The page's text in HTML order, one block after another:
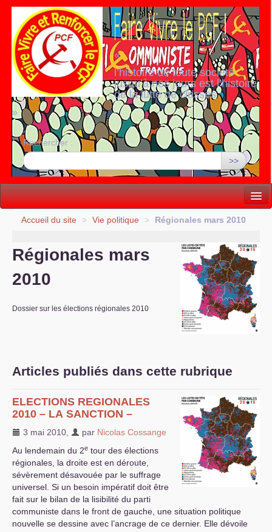
«
l’histoire de toute société
jusqu’à nos jours est l’histoire
de la lutte de classes
»
Rechercher :
>>
Vie politique
Internationale
Comprendre...
Accueil du site > Vie politique > Régionales mars 2010
Régionales mars
2010
Dossier sur les élections régionales 2010
Articles publiés dans cette rubrique
ELECTIONS REGIONALES
2010 – LA SANCTION –
3 mai 2010 par Nicolas Cossange
Au lendemain du 2e tour des élections
régionales, la droite est en déroute,
sévèrement désavouée par le suffrage
universel. Si un besoin impératif doit être
fait sur le bilan de la lisibilité du parti
communiste dans le front de gauche, une situation politique
nouvelle se dessine avec l’ancrage de ce dernier. Elle dévoile